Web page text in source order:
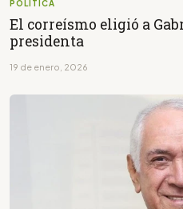
POLÍTICA
El correísmo eligió a
presidenta
19 de enero, 2026